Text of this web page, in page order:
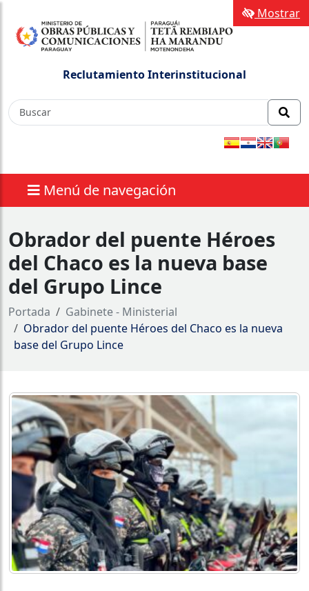
Reclutamiento Interinstitucional
Menú de navegación
Mostrar
Obrador del puente Héroes
del Chaco es la nueva base
del Grupo Lince
Portada
Gabinete - Ministerial
Obrador del puente Héroes del Chaco es la nueva
base del Grupo Lince